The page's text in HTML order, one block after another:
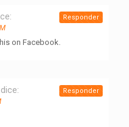
on Facebook.
Responder
dice: Responder